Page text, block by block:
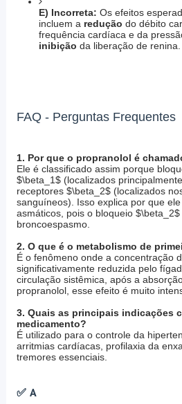
E) Incorreta: Os efeitos
incluem a redução do débito
frequência cardíaca e da
inibição da liberação de renina.
FAQ - Perguntas Frequentes
1. Por que o propranolol é
Ele é classificado assim porque
$\beta_1$(localizados
receptores $\beta_2$(localizados
sanguíneos). Isso explica por que
asmáticos, pois o bloqueio $\beta_2$
broncoespasmo.
2. O que é o metabolismo de
É o fenômeno onde a concentração
significativamente reduzida pelo
circulação sistêmica, após a
propranolol, esse efeito é muito
3. Quais as principais indicações
medicamento?
É utilizado para o controle da
arritmias cardíacas, profilaxia da
tremores essenciais.
✅ A